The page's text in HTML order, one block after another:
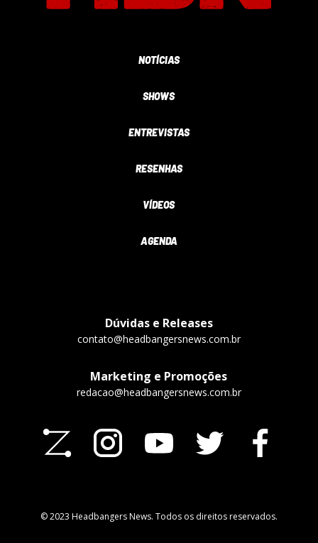
NOTÍCIAS
SHOWS
ENTREVISTAS
RESENHAS
VÍDEOS
AGENDA
Dúvidas e Releases
contato@headbangersnews.com.br
Marketing e Promoções
redacao@headbangersnews.com.br
© 2023 Headbangers News. Todos os direitos reservados.